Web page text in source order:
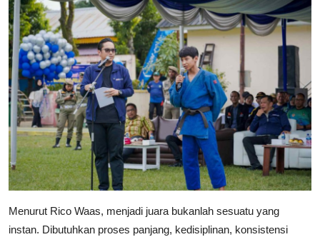
Menurut Rico Waas, menjadi juara bukanlah sesuatu yang
instan. Dibutuhkan proses panjang, kedisiplinan, konsistensi